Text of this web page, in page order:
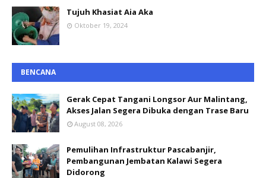
Tujuh Khasiat Aia Aka
Oktober 19, 2024
BENCANA
Gerak Cepat Tangani Longsor Aur Malintang,
Akses Jalan Segera Dibuka dengan Trase Baru
August 08, 2026
Pemulihan Infrastruktur Pascabanjir,
Pembangunan Jembatan Kalawi Segera
Didorong